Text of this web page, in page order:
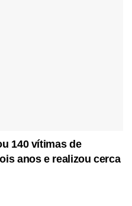
140 vítimas de
anos e realizou cerca